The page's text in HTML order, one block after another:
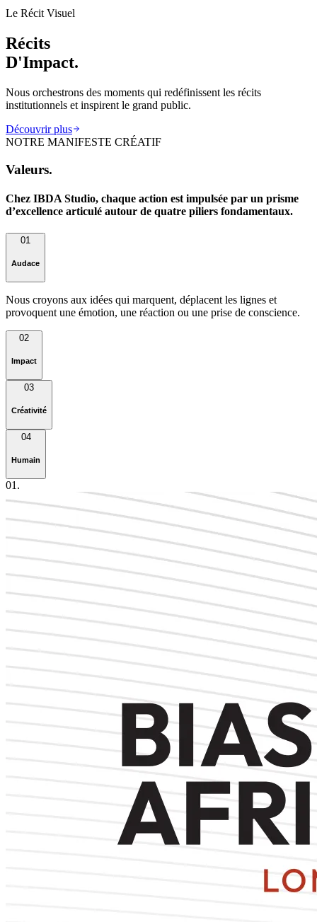
Le Récit Visuel
Récits
D'Impact.
Nous orchestrons des moments qui redéfinissent les récits
institutionnels et inspirent le grand public.
Découvrir plus
NOTRE MANIFESTE CRÉATIF
Valeurs.
Chez IBDA Studio, chaque action est impulsée par un prisme
d’excellence articulé autour de quatre piliers fondamentaux.
01
Audace
Nous croyons aux idées qui marquent, déplacent les lignes et
provoquent une émotion, une réaction ou une prise de conscience.
02
Impact
03
Créativité
04
Humain
02 .
Branding & Production • Togo
Salon de l’Immobilier et de l’Énergie
En savoir plus
01
Conception du logo & mini charte graphique
Création de l’affiche principale & spot vidéo
3
Couverture photo et vidéo de l’événement
FEST’IMMO & SOLARDAYZ